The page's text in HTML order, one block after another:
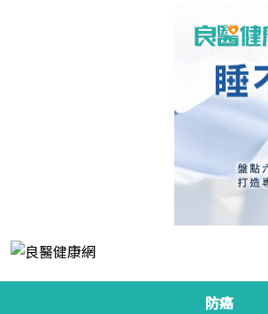
防癌